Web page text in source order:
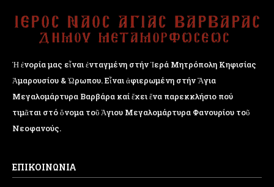
Ἡ ἐνορία μας εἶναι ἐνταγμένη στήν Ἱερά Μητρόπολη Κηφισίας
Ἁμαρουσίου & Ὠρωπου. Εἶναι ἀφιερωμένη στήν Ἅγια
Μεγαλομάρτυρα Βαρβάρα καί ἔχει ἕνα παρεκκλήσιο πού
τιμᾶται στό ὄνομα τοῦ Ἁγιου Μεγαλομάρτυρα Φανουρίου τοῦ
Νεοφανούς.
ΕΠΙΚΟΙΝΩΝΙΑ